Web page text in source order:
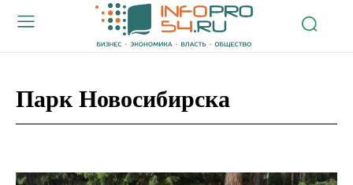
Парк Новосибирска